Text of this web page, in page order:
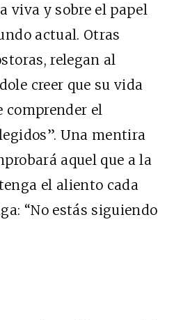
viva y sobre el papel
actual. Otras
relegan al
creer que su vida
el
Una mentira
aquel que a la
el aliento cada
“No estás siguiendo